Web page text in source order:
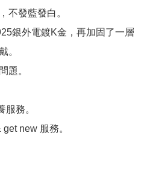
不發藍發白。
銀外電鍍K金，再加固了一層
。
題。
服務。
new 服務。